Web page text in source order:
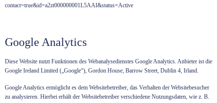
contact=true&id=a2zt000000001L5AAI&status=Active
Google Analytics
Diese Website nutzt Funktionen des Webanalysedienstes Google Analytics. Anbieter ist die
Google Ireland Limited („Google“), Gordon House, Barrow Street, Dublin 4, Irland.
Google Analytics ermöglicht es dem Websitebetreiber, das Verhalten der Websitebesucher
zu analysieren. Hierbei erhält der Websitebetreiber verschiedene Nutzungsdaten, wie z. B.